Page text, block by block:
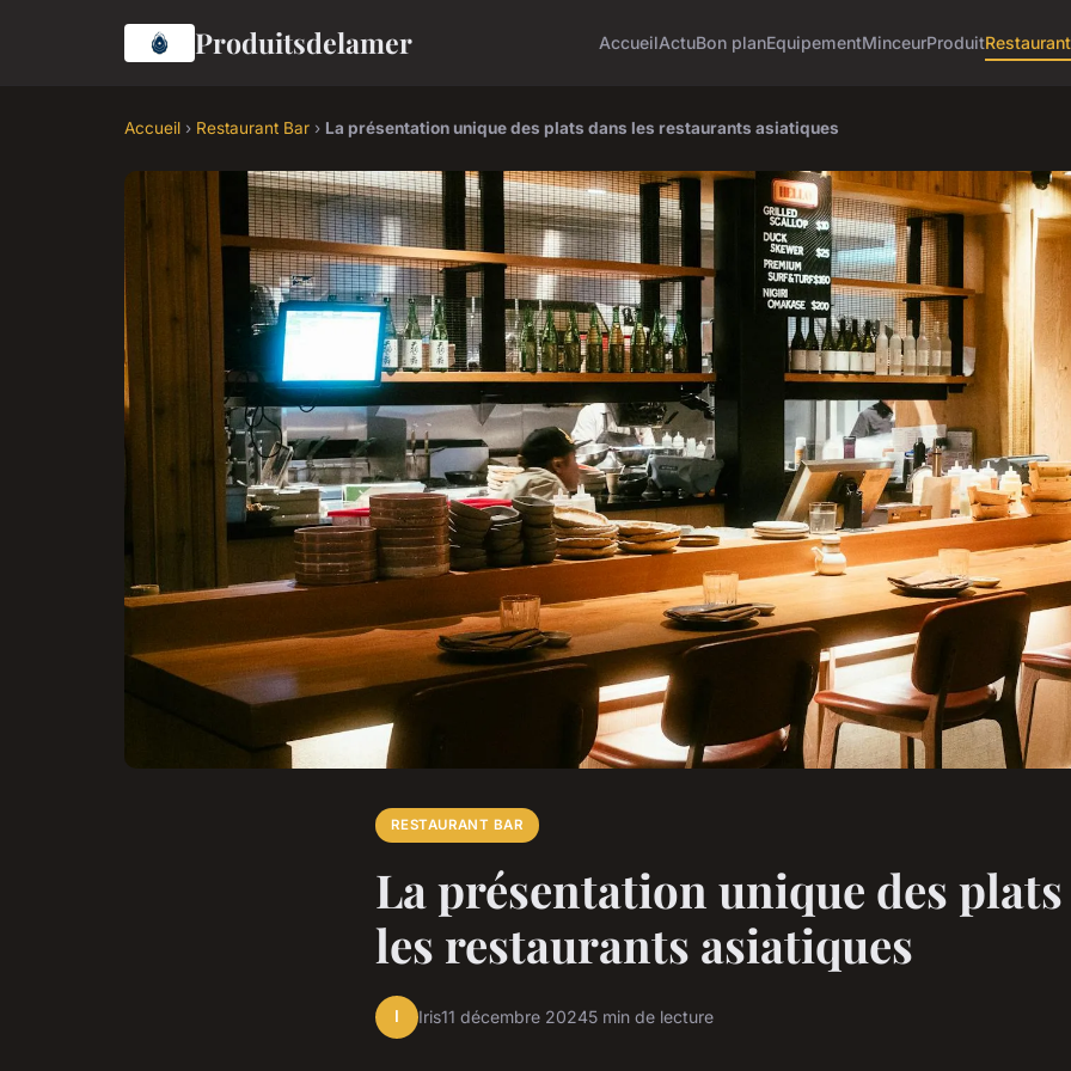
Produitsdelamer AccueilActuBon planEquipementMinceurProduit
Accueil › Restaurant Bar › La présentation unique des plats dans les restaurants asiatiques
RESTAURANT BAR
La présentation unique des
les restaurants asiatiques
I Iris11 décembre 20245 min de lecture